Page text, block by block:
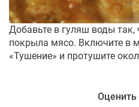
Добавьте в гуляш воды
покрыла мясо. Включите в
«Тушение» и протушите
Оценить